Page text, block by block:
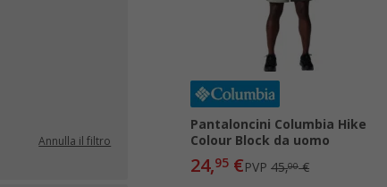
Annulla il filtro
Pantaloncini Columbia Hike
Colour Block da uomo
24,95 €PVP45,00€